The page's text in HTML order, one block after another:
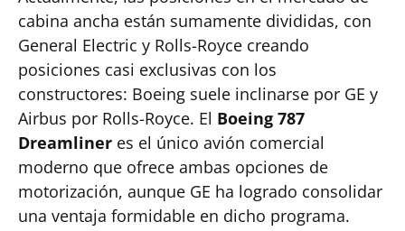
cabina ancha están sumamente divididas, con
General Electric y Rolls-Royce creando
posiciones casi exclusivas con los
constructores: Boeing suele inclinarse por GE y
Airbus por Rolls-Royce. El Boeing 787
Dreamliner es el único avión comercial
moderno que ofrece ambas opciones de
motorización, aunque GE ha logrado consolidar
una ventaja formidable en dicho programa.